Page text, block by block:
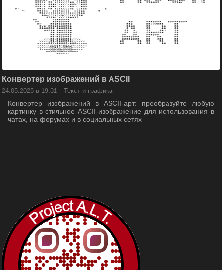
Конвертер изображений в ASCII
24.05.2025 в 19:31 Текст и графика
Конвертер изображений в ASCII-арт: преобразуйте любую
картинку в стильное ASCII-изображение для использования в
чатах, на форумах и в социальных сетях